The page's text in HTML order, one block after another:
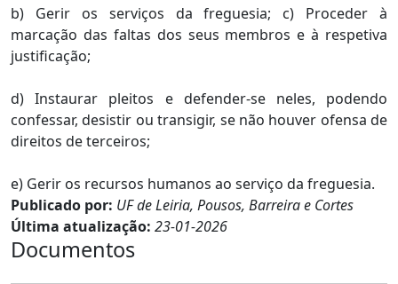
b) Gerir os serviços da freguesia; c) Proceder à
marcação das faltas dos seus membros e à respetiva
justificação;
d) Instaurar pleitos e defender-se neles, podendo
confessar, desistir ou transigir, se não houver ofensa de
direitos de terceiros;
e) Gerir os recursos humanos ao serviço da freguesia.
Publicado por: UF de Leiria, Pousos, Barreira e Cortes
Última atualização: 23-01-2026
Documentos